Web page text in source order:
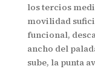
los tercios
movilidad
funcional,
ancho del
sube, la punta